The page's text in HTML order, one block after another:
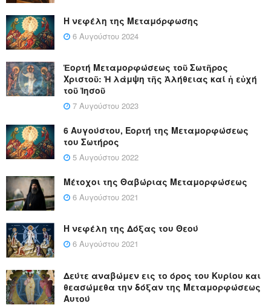
Η νεφέλη της Μεταμόρφωσης
6 Αυγούστου 2024
Ἑορτή Μεταμορφώσεως τοῦ Σωτῆρος
Χριστοῦ: Ἡ λάμψη τῆς Ἀλήθειας καί ἡ εὐχή
τοῦ Ἰησοῦ
7 Αυγούστου 2023
6 Αυγούστου, Εορτή της Μεταμορφώσεως
του Σωτήρος
5 Αυγούστου 2022
Μέτοχοι της Θαβώριας Μεταμορφώσεως
6 Αυγούστου 2021
Η νεφέλη της Δόξας του Θεού
6 Αυγούστου 2021
Δεύτε αναβώμεν εις το όρος του Κυρίου και
θεασώμεθα την δόξαν της Μεταμορφώσεως
Αυτού